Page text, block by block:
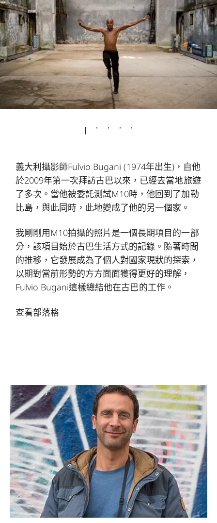
義大利攝影師Fulvio Bugani (1974年出生)，自他
於2009年第一次拜訪古巴以來，已經去當地旅遊
了多次。當他被委託測試M10時，他回到了加勒
比島，與此同時，此地變成了他的另一個家。
我剛剛用M10拍攝的照片是一個長期項目的一部
分，該項目始於古巴生活方式的記錄。隨著時間
的推移，它發展成為了個人對國家現狀的探索，
以期對當前形勢的方方面面獲得更好的理解，
Fulvio Bugani這樣總結他在古巴的工作。
查看部落格